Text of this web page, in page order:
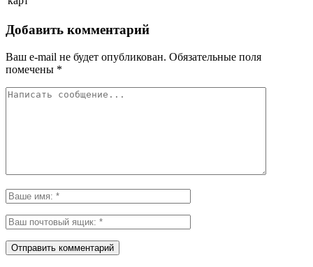
Добавить комментарий
Ваш e-mail не будет опубликован. Обязательные поля
помечены *